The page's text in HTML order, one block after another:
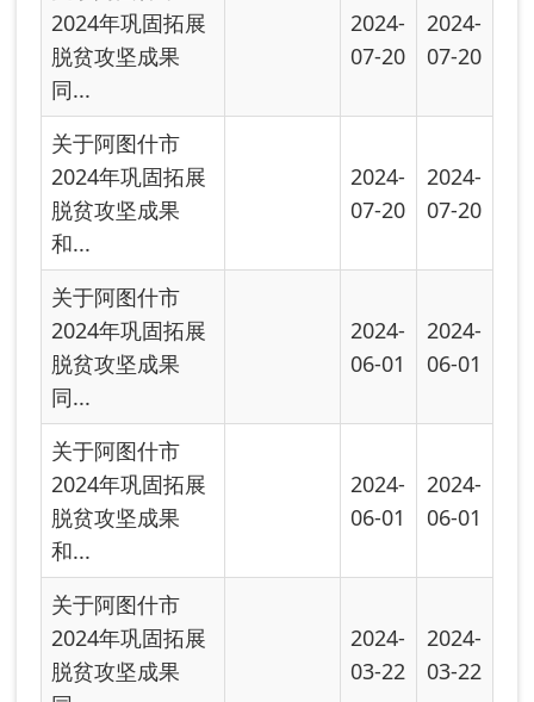
关于阿图什市
2024年巩固拓展
脱贫攻坚成果
同...
2024-
关于阿图什市
2024年巩固拓展
脱贫攻坚成果
和...
2024-
03-22